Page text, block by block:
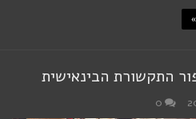
התקשורת הבינאישית
0